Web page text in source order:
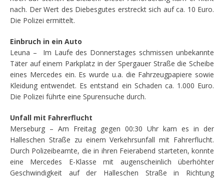
nach. Der Wert des Diebesgutes erstreckt sich auf ca. 10 Euro.
Die Polizei ermittelt.
Einbruch in ein Auto
Leuna – Im Laufe des Donnerstages schmissen unbekannte
Täter auf einem Parkplatz in der Spergauer Straße die Scheibe
eines Mercedes ein. Es wurde u.a. die Fahrzeugpapiere sowie
Kleidung entwendet. Es entstand ein Schaden ca. 1.000 Euro.
Die Polizei führte eine Spurensuche durch.
Unfall mit Fahrerflucht
Merseburg – Am Freitag gegen 00:30 Uhr kam es in der
Halleschen Straße zu einem Verkehrsunfall mit Fahrerflucht.
Durch Polizeibeamte, die in ihren Feierabend starteten, konnte
eine Mercedes E-Klasse mit augenscheinlich überhöhter
Geschwindigkeit auf der Halleschen Straße in Richtung